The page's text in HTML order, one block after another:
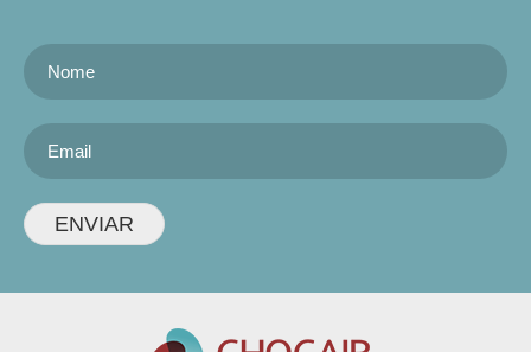
ENVIAR